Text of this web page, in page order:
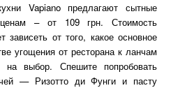
Vapiano предлагают сытные
– от 109 грн. Стоимость
зависеть от того, какое основное
угощения от ресторана к ланчам
выбор. Спешите попробовать
— Ризотто ди Фунги и пасту